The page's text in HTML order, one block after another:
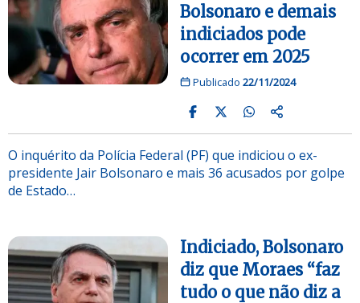
Bolsonaro e demais
indiciados pode
ocorrer em 2025
Publicado 22/11/2024
O inquérito da Polícia Federal (PF) que indiciou o ex-
presidente Jair Bolsonaro e mais 36 acusados por golpe
de Estado…
Indiciado, Bolsonaro
diz que Moraes “faz
tudo o que não diz a